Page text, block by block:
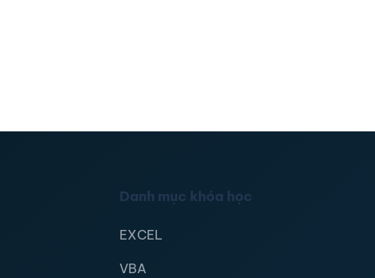
Danh mục khóa học
EXCEL
VBA